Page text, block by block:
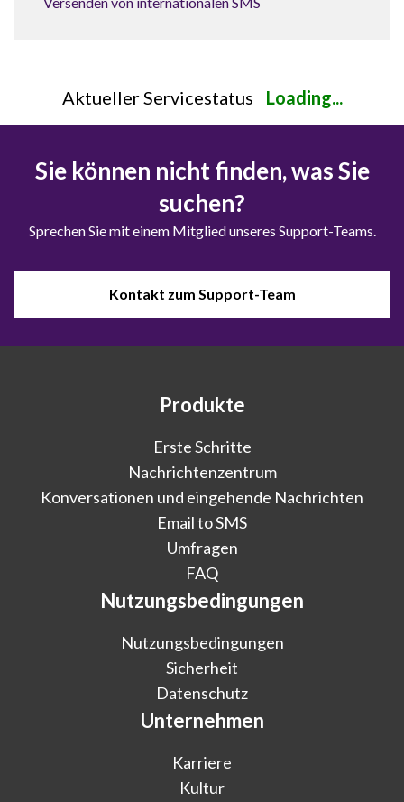
Aktueller Servicestatus Loading...
Sie können nicht finden, was Sie
suchen?
Sprechen Sie mit einem Mitglied unseres Support-Teams.
Kontakt zum Support-Team
Produkte
Erste Schritte
Nachrichtenzentrum
Konversationen und eingehende Nachrichten
Email to SMS
Umfragen
FAQ
Nutzungsbedingungen
Nutzungsbedingungen
Sicherheit
Datenschutz
Unternehmen
Karriere
Kultur